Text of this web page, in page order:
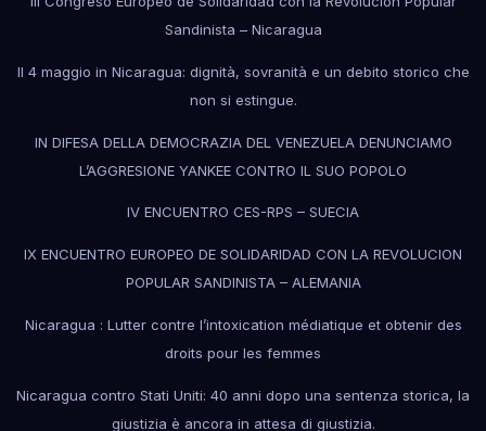
Sandinista – Nicaragua
Il 4 maggio in Nicaragua: dignità, sovranità e un debito storico che
non si estingue.
IN DIFESA DELLA DEMOCRAZIA DEL VENEZUELA DENUNCIAMO
L’AGGRESIONE YANKEE CONTRO IL SUO POPOLO
IV ENCUENTRO CES-RPS – SUECIA
IX ENCUENTRO EUROPEO DE SOLIDARIDAD CON LA REVOLUCION
POPULAR SANDINISTA – ALEMANIA
Nicaragua : Lutter contre l’intoxication médiatique et obtenir des
droits pour les femmes
Nicaragua contro Stati Uniti: 40 anni dopo una sentenza storica, la
giustizia è ancora in attesa di giustizia.